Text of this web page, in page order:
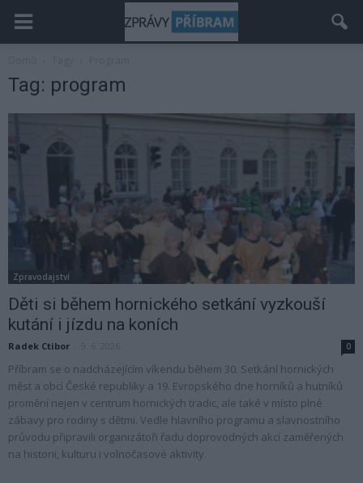
Tag: program
Zpravodajství
Děti si během hornického setkání vyzkouší
kutání i jízdu na koních
Radek Ctibor 0
Příbram se o nadcházejícím víkendu během 30. Setkání hornických
měst a obcí České republiky a 19. Evropského dne horníků a hutníků
promění nejen v centrum hornických tradic, ale také v místo plné
zábavy pro rodiny s dětmi. Vedle hlavního programu a slavnostního
průvodu připravili organizátoři řadu doprovodných akcí zaměřených
na historii, kulturu i volnočasové aktivity.